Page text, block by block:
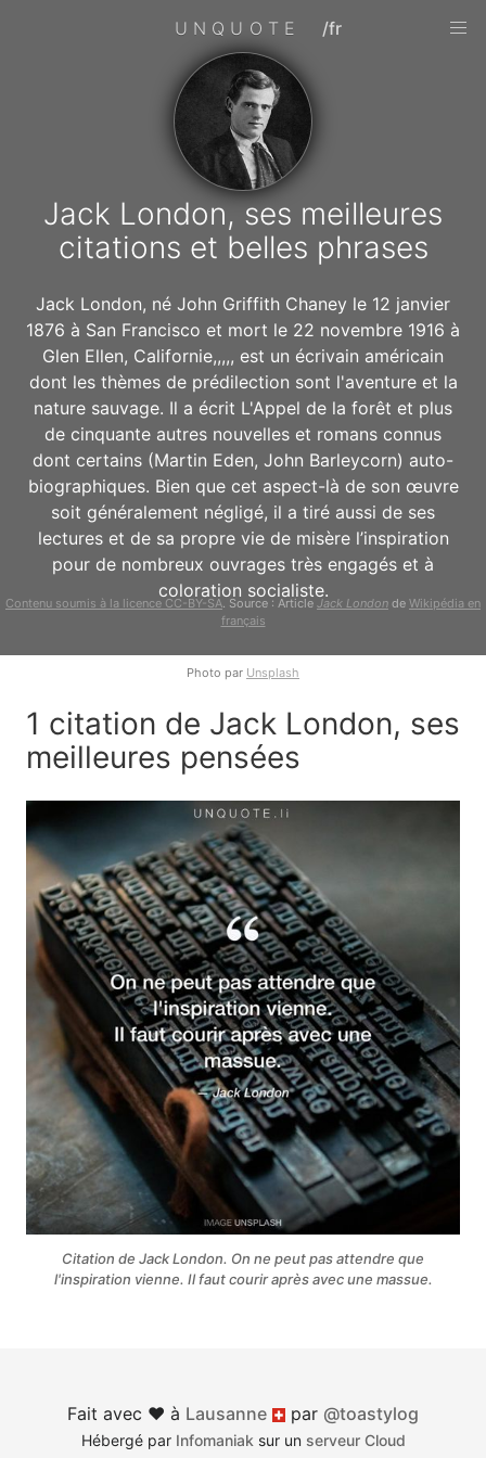
UNQUOTE /fr
Jack London, ses meilleures
citations et belles phrases
Jack London, né John Griffith Chaney le 12 janvier
1876 à San Francisco et mort le 22 novembre 1916 à
Glen Ellen, Californie,,,,, est un écrivain américain
dont les thèmes de prédilection sont l'aventure et la
nature sauvage. Il a écrit L'Appel de la forêt et plus
de cinquante autres nouvelles et romans connus
dont certains (Martin Eden, John Barleycorn) auto-
biographiques. Bien que cet aspect-là de son œuvre
soit généralement négligé, il a tiré aussi de ses
lectures et de sa propre vie de misère l’inspiration
pour de nombreux ouvrages très engagés et à
coloration socialiste.
Contenu soumis à la licence CC-BY-SA. Source : Article Jack London de Wikipédia en
français
Photo par Unsplash
1 citation de Jack London, ses
meilleures pensées
Citation de Jack London. On ne peut pas attendre que
l'inspiration vienne. Il faut courir après avec une massue.
Fait avec ♥︎ à Lausanne
Suisse par @toastylog
Hébergé par Infomaniak sur un serveur Cloud